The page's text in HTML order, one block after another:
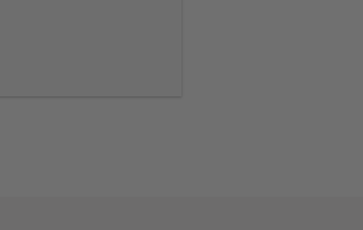
die sich genau in
dafür von Ihrem